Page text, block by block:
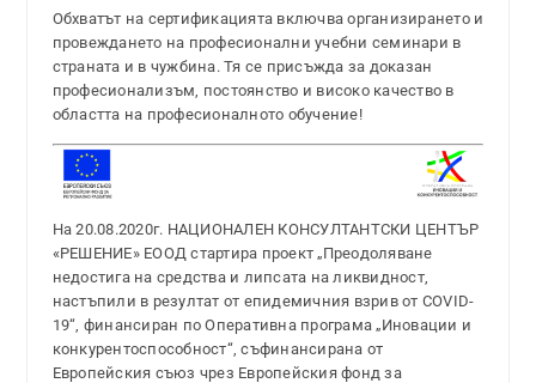
Обхватът на сертификацията включва организирането и
провеждането на професионални учебни семинари в
страната и в чужбина. Тя се присъжда за доказан
професионализъм, постоянство и високо качество в
областта на професионалното обучение!
На 20.08.2020г. НАЦИОНАЛЕН КОНСУЛТАНТСКИ ЦЕНТЪР
«РЕШЕНИЕ» ЕООД стартира проект „Преодоляване
недостига на средства и липсата на ликвидност,
настъпили в резултат от епидемичния взрив от COVID-
19“, финансиран по Оперативна програма „Иновации и
конкурентоспособност“, съфинансирана от
Европейския съюз чрез Европейския фонд за